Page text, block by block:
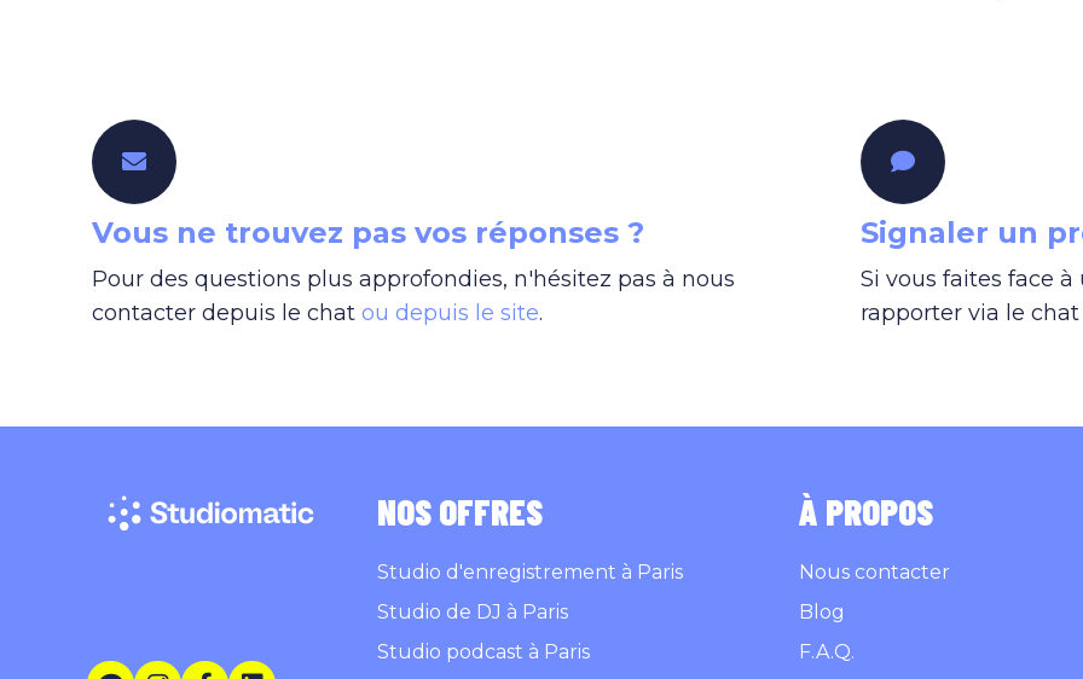
Vous ne trouvez pas vos réponses ?
Pour des questions plus approfondies, n'hésitez pas à nous
contacter depuis le chat ou depuis le site.
Signaler un
Si vous faites face
rapporter via le chat
NOS OFFRES
Studio d'enregistrement à Paris
Studio de DJ à Paris
Studio podcast à Paris
À PROPOS
Nous contacter
Blog
F.A.Q.